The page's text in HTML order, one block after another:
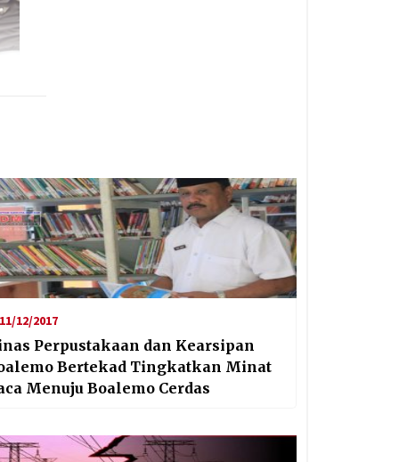
12/2017
Perpustakaan dan Kearsipan
Bertekad Tingkatkan Minat
Menuju Boalemo Cerdas